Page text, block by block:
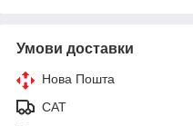
Умови доставки
Нова Пошта
САТ